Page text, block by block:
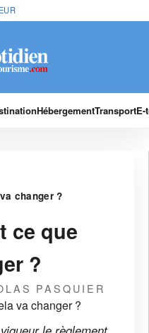
HébergementTransport
changer ?
ce que
?
PASQUIER